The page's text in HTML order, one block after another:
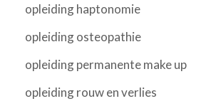
opleiding haptonomie
opleiding osteopathie
opleiding permanente make up
opleiding rouw en verlies